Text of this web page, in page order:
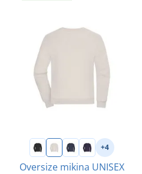
+4
Oversize mikina UNISEX